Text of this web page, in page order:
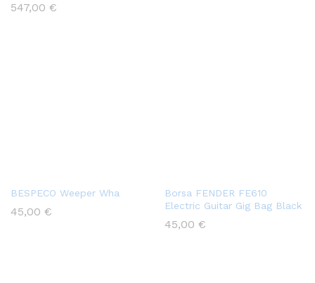
547,00 €
BESPECO Weeper Wha
45,00 €
Borsa FENDER FE610
Electric Guitar Gig Bag Black
45,00 €